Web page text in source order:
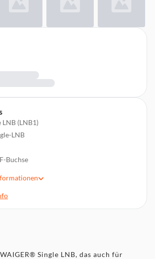
LNB (LNB1)
LNB
Buchse
Low-Band 950-1950 MHz, High-Band
Single LNB, das auch für